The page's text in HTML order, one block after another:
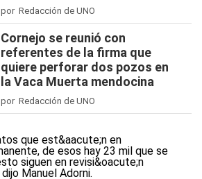
por Redacción de UNO
Cornejo se reunió con
referentes de la firma que
quiere perforar dos pozos en
la Vaca Muerta mendocina
por Redacción de UNO